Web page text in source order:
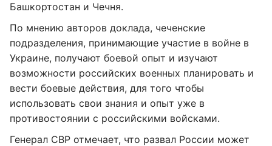
Башкортостан и Чечня.
По мнению авторов доклада, чеченские
подразделения, принимающие участие в войне в
Украине, получают боевой опыт и изучают
возможности российских военных планировать и
вести боевые действия, для того чтобы
использовать свои знания и опыт уже в
противостоянии с российскими войсками.
Генерал СВР отмечает, что развал России может